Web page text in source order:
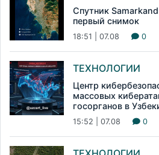
Спутник
первый снимок
18:51 | 07.08 0
ТЕХНОЛОГИИ
Центр
массовых
госорганов в
15:52 | 07.08 0